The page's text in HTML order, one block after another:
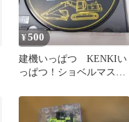
¥500
建機いっぱつ KENKIい
っぱつ！ショベルマスタ